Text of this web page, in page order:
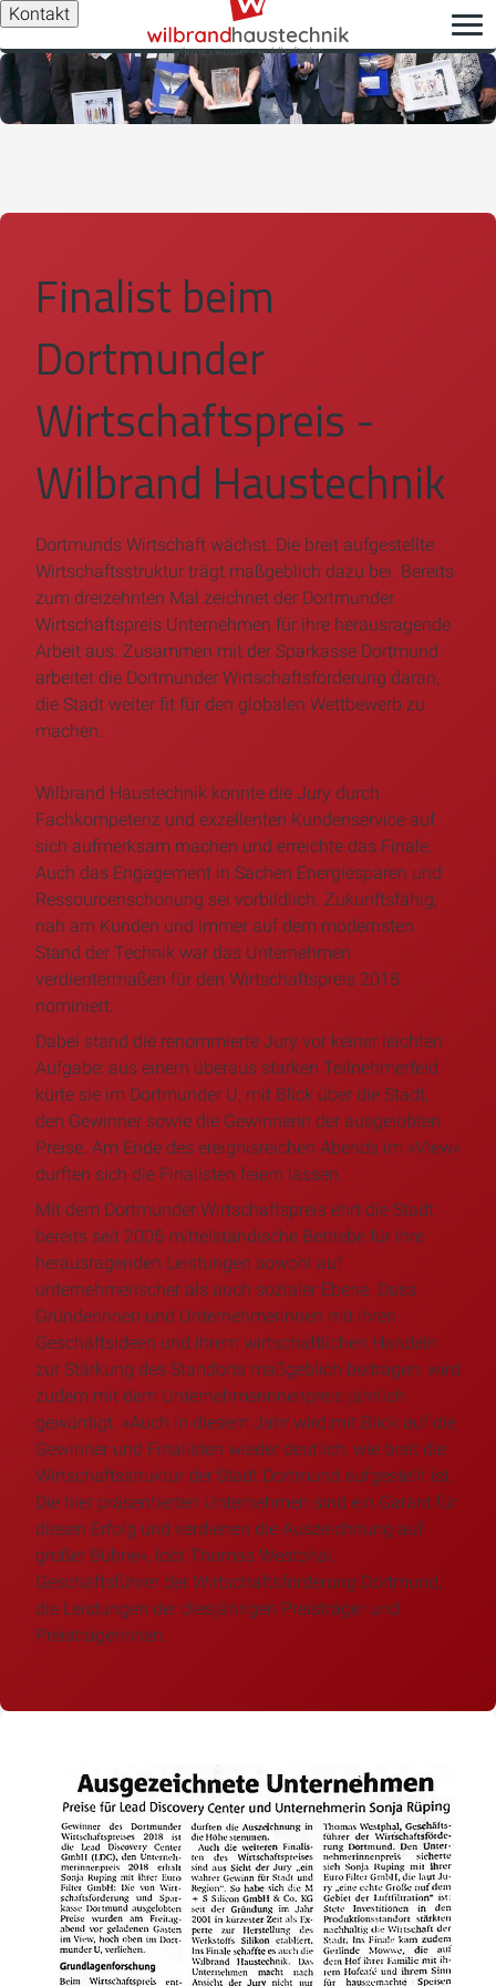
Kontakt
Finalist beim
Dortmunder
Wirtschaftspreis -
Wilbrand Haustechnik
Dortmunds Wirtschaft wächst. Die breit aufgestellte
Wirtschaftsstruktur trägt maßgeblich dazu bei. Bereits
zum dreizehnten Mal zeichnet der Dortmunder
Wirtschaftspreis Unternehmen für ihre herausragende
Arbeit aus. Zusammen mit der Sparkasse Dortmund
arbeitet die Dortmunder Wirtschaftsförderung daran,
die Stadt weiter fit für den globalen Wettbewerb zu
machen.
Wilbrand Haustechnik konnte die Jury durch
Fachkompetenz und exzellenten Kundenservice auf
sich aufmerksam machen und erreichte das Finale.
Auch das Engagement in Sachen Energiesparen und
Ressourcenschonung sei vorbildlich. Zukunftsfähig,
nah am Kunden und immer auf dem modernsten
Stand der Technik war das Unternehmen
verdientermaßen für den Wirtschaftspreis 2018
nominiert.
Dabei stand die renommierte Jury vor keiner leichten
Aufgabe: aus einem überaus starken Teilnehmerfeld
kürte sie im Dortmunder U, mit Blick über die Stadt,
den Gewinner sowie die Gewinnerin der ausgelobten
Preise. Am Ende des ereignisreichen Abends im »View«
durften sich die Finalisten feiern lassen.
Mit dem Dortmunder Wirtschaftspreis ehrt die Stadt
bereits seit 2005 mittelständische Betriebe für ihre
herausragenden Leistungen sowohl auf
unternehmerischer als auch sozialer Ebene. Dass
Gründerinnen und Unternehmerinnen mit ihren
Geschäftsideen und ihrem wirtschaftlichen Handeln
zur Stärkung des Standorts maßgeblich beitragen, wird
zudem mit dem Unternehmerinnenpreis jährlich
gewürdigt. »Auch in diesem Jahr wird mit Blick auf die
Gewinner und Finalisten wieder deutlich, wie breit die
Wirtschaftsstruktur der Stadt Dortmund aufgestellt ist.
Die hier präsentierten Unternehmen sind ein Garant für
diesen Erfolg und verdienen die Auszeichnung auf
großer Bühne«, lobt Thomas Westphal,
Geschäftsführer der Wirtschaftsförderung Dortmund,
die Leistungen der diesjährigen Preisträger und
Preisträgerinnen.